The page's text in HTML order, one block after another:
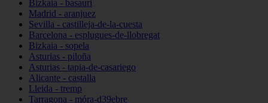
Bizkaia - basauri
Madrid - aranjuez
Sevilla - castilleja-de-la-cuesta
Barcelona - esplugues-de-llobregat
Bizkaia - sopela
Asturias - piloña
Asturias - tapia-de-casariego
Alicante - castalla
Lleida - tremp
Tarragona - móra-d39ebre